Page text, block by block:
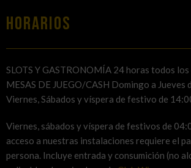
HORARIOS
SLOTS Y GASTRONOMÍA 24 horas todos los
MESAS DE JUEGO/CASH Domingo a Jueves
Viernes, Sábados y víspera de festivo de
Viernes, sábados y víspera de festivos de
acceso a nuestras instalaciones requiere el
persona. Incluye entrada y consumición (no